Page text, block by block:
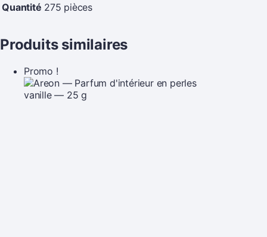
Quantité 275 pièces
Produits similaires
Promo !